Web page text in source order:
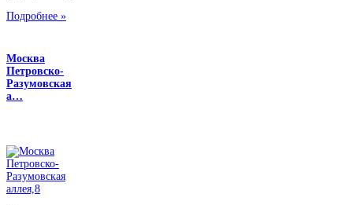
Подробнее »
Москва
Петровско-
Разумовская
а…